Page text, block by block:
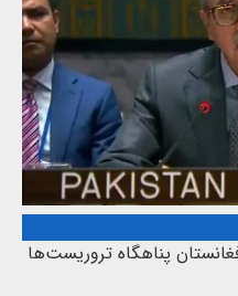
پناهگاه تروریست‌ها